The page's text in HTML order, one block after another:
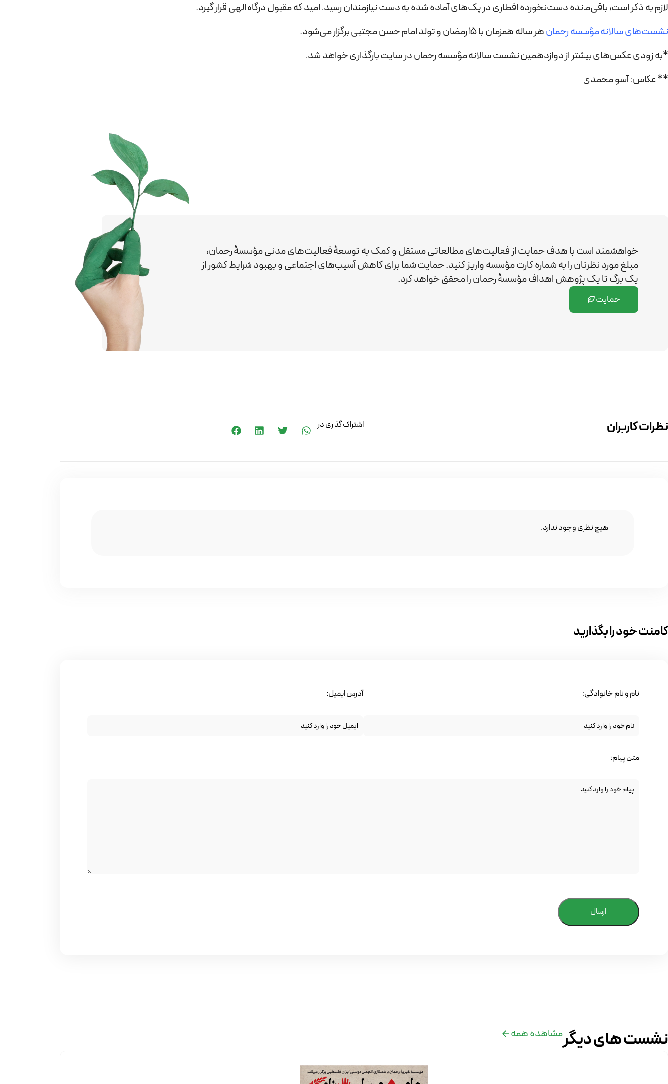
لازم به ذکر است، باقی‌مانده دست‌نخورده افطاری در پک‌های آماده شده به دست نیازمندان رسید. امید که مقبول درگاه الهی قرار گیرد.‌
نشست‌های سالانه مؤسسه رحمانهر ساله همزمان با 15 رمضان و تولد امام حسن مجتبی برگزار می‌شود.
*به زودی عکس‌های بیشتر از دوازدهمین نشست سالانه مؤسسه رحمان در سایت بارگذاری خواهد شد.
** عکاس: آسو محمدی
خواهشمند است با هدف حمایت از فعالیت‌های مطالعاتی مستقل و کمک به توسعۀ فعالیت‌های مدنی مؤسسۀ رحمان،
مبلغ مورد نظرتان را به شماره کارت مؤسسه واریز کنید. حمایت شما برای کاهش آسیب‌های اجتماعی و بهبود شرایط کشوراز
یک برگ تا یک پژوهش اهداف مؤسسۀ رحمان رامحقق خواهد کرد.
حمایت
نظرات کاربران اشتراک گذاری در
هیچ نظری وجود ندارد.
کامنت خود را بگذارید
نام و نام خانوادگی: آدرس ایمیل:
متن پیام:
ارسال
نشست های دیگرمشاهده همه